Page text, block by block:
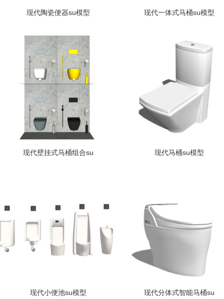
现代陶瓷便器su模型 现代一体式马桶su模型
现代壁挂式马桶组合su 现代马桶su模型
现代小便池su模型 现代分体式智能马桶su